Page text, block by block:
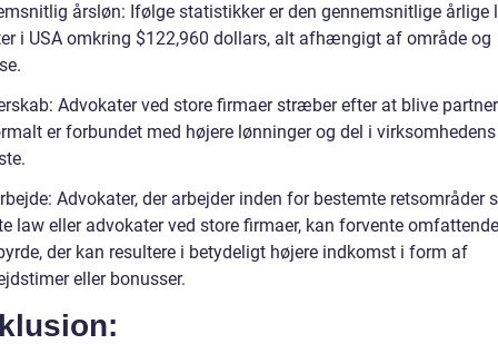
årsløn: Ifølge statistikker er den gennemsnitlige årlige
i USA omkring $122,960 dollars, alt afhængigt af område og
Advokater ved store firmaer stræber efter at blive
er forbundet med højere lønninger og del i virksomhedens
Advokater, der arbejder inden for bestemte retsområder
law eller advokater ved store firmaer, kan forvente omfattende
der kan resultere i betydeligt højere indkomst i form af
eller bonusser.